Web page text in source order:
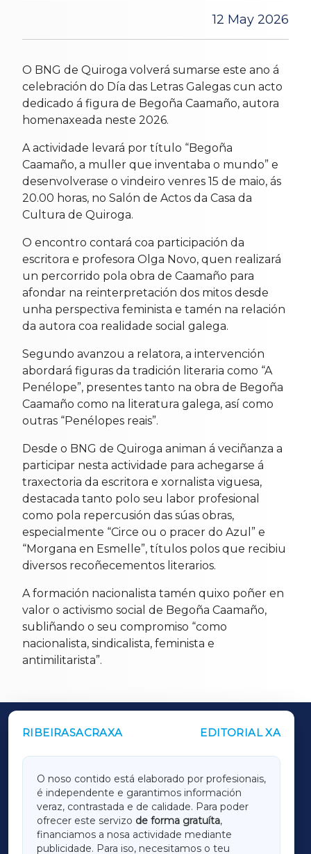
12 May 2026
O BNG de Quiroga volverá sumarse este ano á
celebración do Día das Letras Galegas cun acto
dedicado á figura de Begoña Caamaño, autora
homenaxeada neste 2026.
A actividade levará por título “Begoña
Caamaño, a muller que inventaba o mundo” e
desenvolverase o vindeiro venres 15 de maio, ás
20.00 horas, no Salón de Actos da Casa da
Cultura de Quiroga.
O encontro contará coa participación da
escritora e profesora Olga Novo, quen realizará
un percorrido pola obra de Caamaño para
afondar na reinterpretación dos mitos desde
unha perspectiva feminista e tamén na relación
da autora coa realidade social galega.
Segundo avanzou a relatora, a intervención
abordará figuras da tradición literaria como “A
Penélope”, presentes tanto na obra de Begoña
Caamaño como na literatura galega, así como
outras “Penélopes reais”.
Desde o BNG de Quiroga animan á veciñanza a
participar nesta actividade para achegarse á
traxectoria da escritora e xornalista viguesa,
destacada tanto polo seu labor profesional
como pola repercusión das súas obras,
especialmente “Circe ou o pracer do Azul” e
“Morgana en Esmelle”, títulos polos que recibiu
diversos recoñecementos literarios.
A formación nacionalista tamén quixo poñer en
valor o activismo social de Begoña Caamaño,
subliñando o seu compromiso “como
nacionalista, sindicalista, feminista e
antimilitarista”.
RIBEIRASACRAXA EDITORIAL XA
O noso contido está elaborado por profesionais,
é independente e garantimos información
veraz, contrastada e de calidade. Para poder
ofrecer este servizo de forma gratuíta,
financiamos a nosa actividade mediante
publicidade. Para iso, necesitamos o teu
OUTROS PERIÓDICOS
LUGOXA
TERRACHAXA